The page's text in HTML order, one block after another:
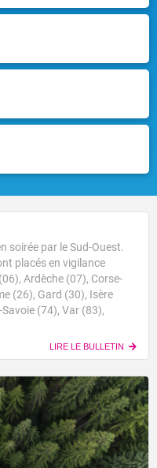
soirée par le Sud-Ouest.
placés en vigilance
Ardèche (07), Corse-
(26), Gard (30), Isère
(74), Var (83),
LIRE LE BULLETIN